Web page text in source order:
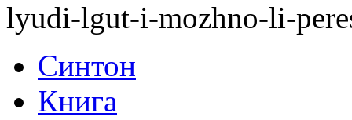
lyudi-lgut-i-mozhno-li-
Синтон
Книга